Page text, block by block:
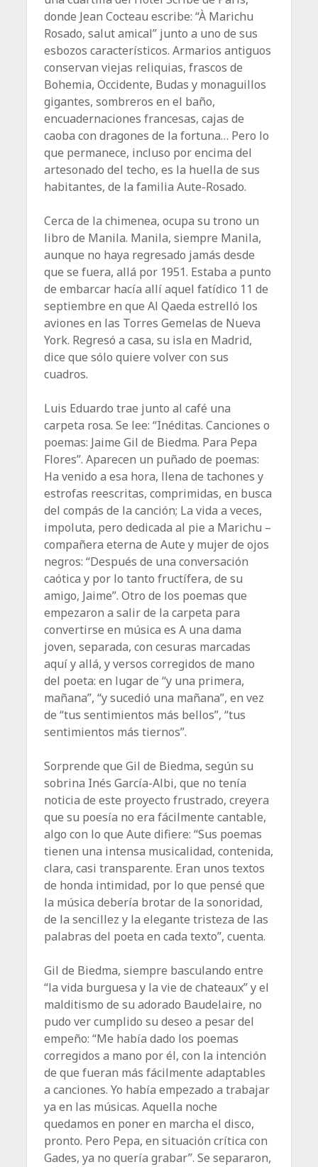
donde Jean Cocteau escribe: “À Marichu
Rosado, salut amical” junto a uno de sus
esbozos característicos. Armarios antiguos
conservan viejas reliquias, frascos de
Bohemia, Occidente, Budas y monaguillos
gigantes, sombreros en el baño,
encuadernaciones francesas, cajas de
caoba con dragones de la fortuna… Pero lo
que permanece, incluso por encima del
artesonado del techo, es la huella de sus
habitantes, de la familia Aute-Rosado.
Cerca de la chimenea, ocupa su trono un
libro de Manila. Manila, siempre Manila,
aunque no haya regresado jamás desde
que se fuera, allá por 1951. Estaba a punto
de embarcar hacía allí aquel fatídico 11 de
septiembre en que Al Qaeda estrelló los
aviones en las Torres Gemelas de Nueva
York. Regresó a casa, su isla en Madrid,
dice que sólo quiere volver con sus
cuadros.
Luis Eduardo trae junto al café una
carpeta rosa. Se lee: “Inéditas. Canciones o
poemas: Jaime Gil de Biedma. Para Pepa
Flores”. Aparecen un puñado de poemas:
Ha venido a esa hora, llena de tachones y
estrofas reescritas, comprimidas, en busca
del compás de la canción; La vida a veces,
impoluta, pero dedicada al pie a Marichu –
compañera eterna de Aute y mujer de ojos
negros: “Después de una conversación
caótica y por lo tanto fructífera, de su
amigo, Jaime”. Otro de los poemas que
empezaron a salir de la carpeta para
convertirse en música es A una dama
joven, separada, con cesuras marcadas
aquí y allá, y versos corregidos de mano
del poeta: en lugar de “y una primera,
mañana”, “y sucedió una mañana”, en vez
de “tus sentimientos más bellos”, “tus
sentimientos más tiernos”.
Sorprende que Gil de Biedma, según su
sobrina Inés García-Albi, que no tenía
noticia de este proyecto frustrado, creyera
que su poesía no era fácilmente cantable,
algo con lo que Aute difiere: “Sus poemas
tienen una intensa musicalidad, contenida,
clara, casi transparente. Eran unos textos
de honda intimidad, por lo que pensé que
la música debería brotar de la sonoridad,
de la sen­cillez y la elegante tristeza de las
palabras del poeta en cada texto”, cuenta.
Gil de Biedma, siempre basculando entre
“la vida burguesa y la vie de chateaux” y el
malditismo de su adorado Baudelaire, no
pudo ver cumplido su deseo a pesar del
empeño: “Me había dado los poemas
corregidos a mano por él, con la intención
de que fueran más fácilmente ­adaptables
a canciones. Yo había empezado a trabajar
ya en las músicas. Aquella noche
quedamos en ­poner en marcha el disco,
pronto. Pero Pepa, en situación crítica con
Gades, ya no quería grabar”. Se separaron,